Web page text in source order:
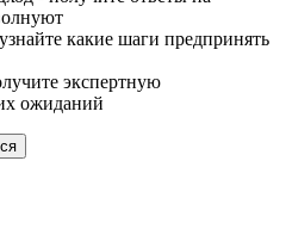
какие шаги предпринять
экспертную
ожиданий